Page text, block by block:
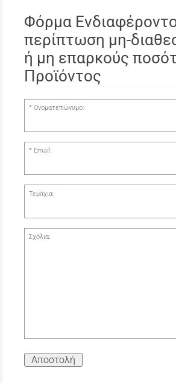
Φόρμα
περίπτωση μη-
ή μη επαρκούς
Προϊόντος
Ονοματεπώνυμο:
Email:
Τεμάχια:
Σχόλια:
Αποστολή